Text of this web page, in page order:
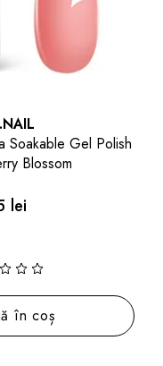
Soakable Gel Polish
lei
în coș